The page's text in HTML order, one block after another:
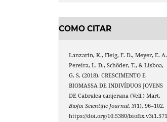
COMO CITAR
Lanzarin, K., Fleig, F. D., Meyer, E.
Pereira, L. D., Schöder, T., & Lisboa,
G. S. (2018). CRESCIMENTO E
BIOMASSA DE INDIVÍDUOS JOVENS
DE Cabralea canjerana (Vell.) Mart.
Biofix Scientific Journal,3(1), 96–102.
https://doi.org/10.5380/biofix.v3i1.571